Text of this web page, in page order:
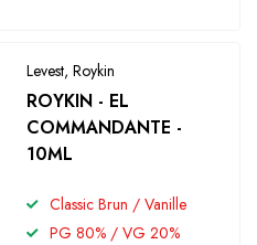
Levest, Roykin
ROYKIN - EL
COMMANDANTE -
10ML
Classic Brun / Vanille
PG 80% / VG 20%